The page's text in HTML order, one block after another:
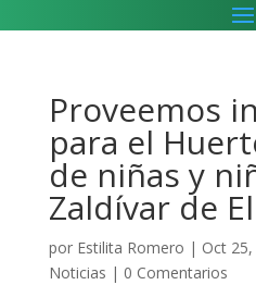
Proveemos
para el
de niñas y
Zaldívar de
por Estilita Romero | Oct
Noticias | 0 Comentarios